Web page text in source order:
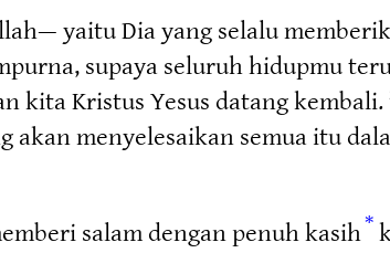
yaitu Dia yang selalu
supaya seluruh hidupmu
kita Kristus Yesus datang kembali.
akan menyelesaikan semua itu
salam dengan penuh kasih*